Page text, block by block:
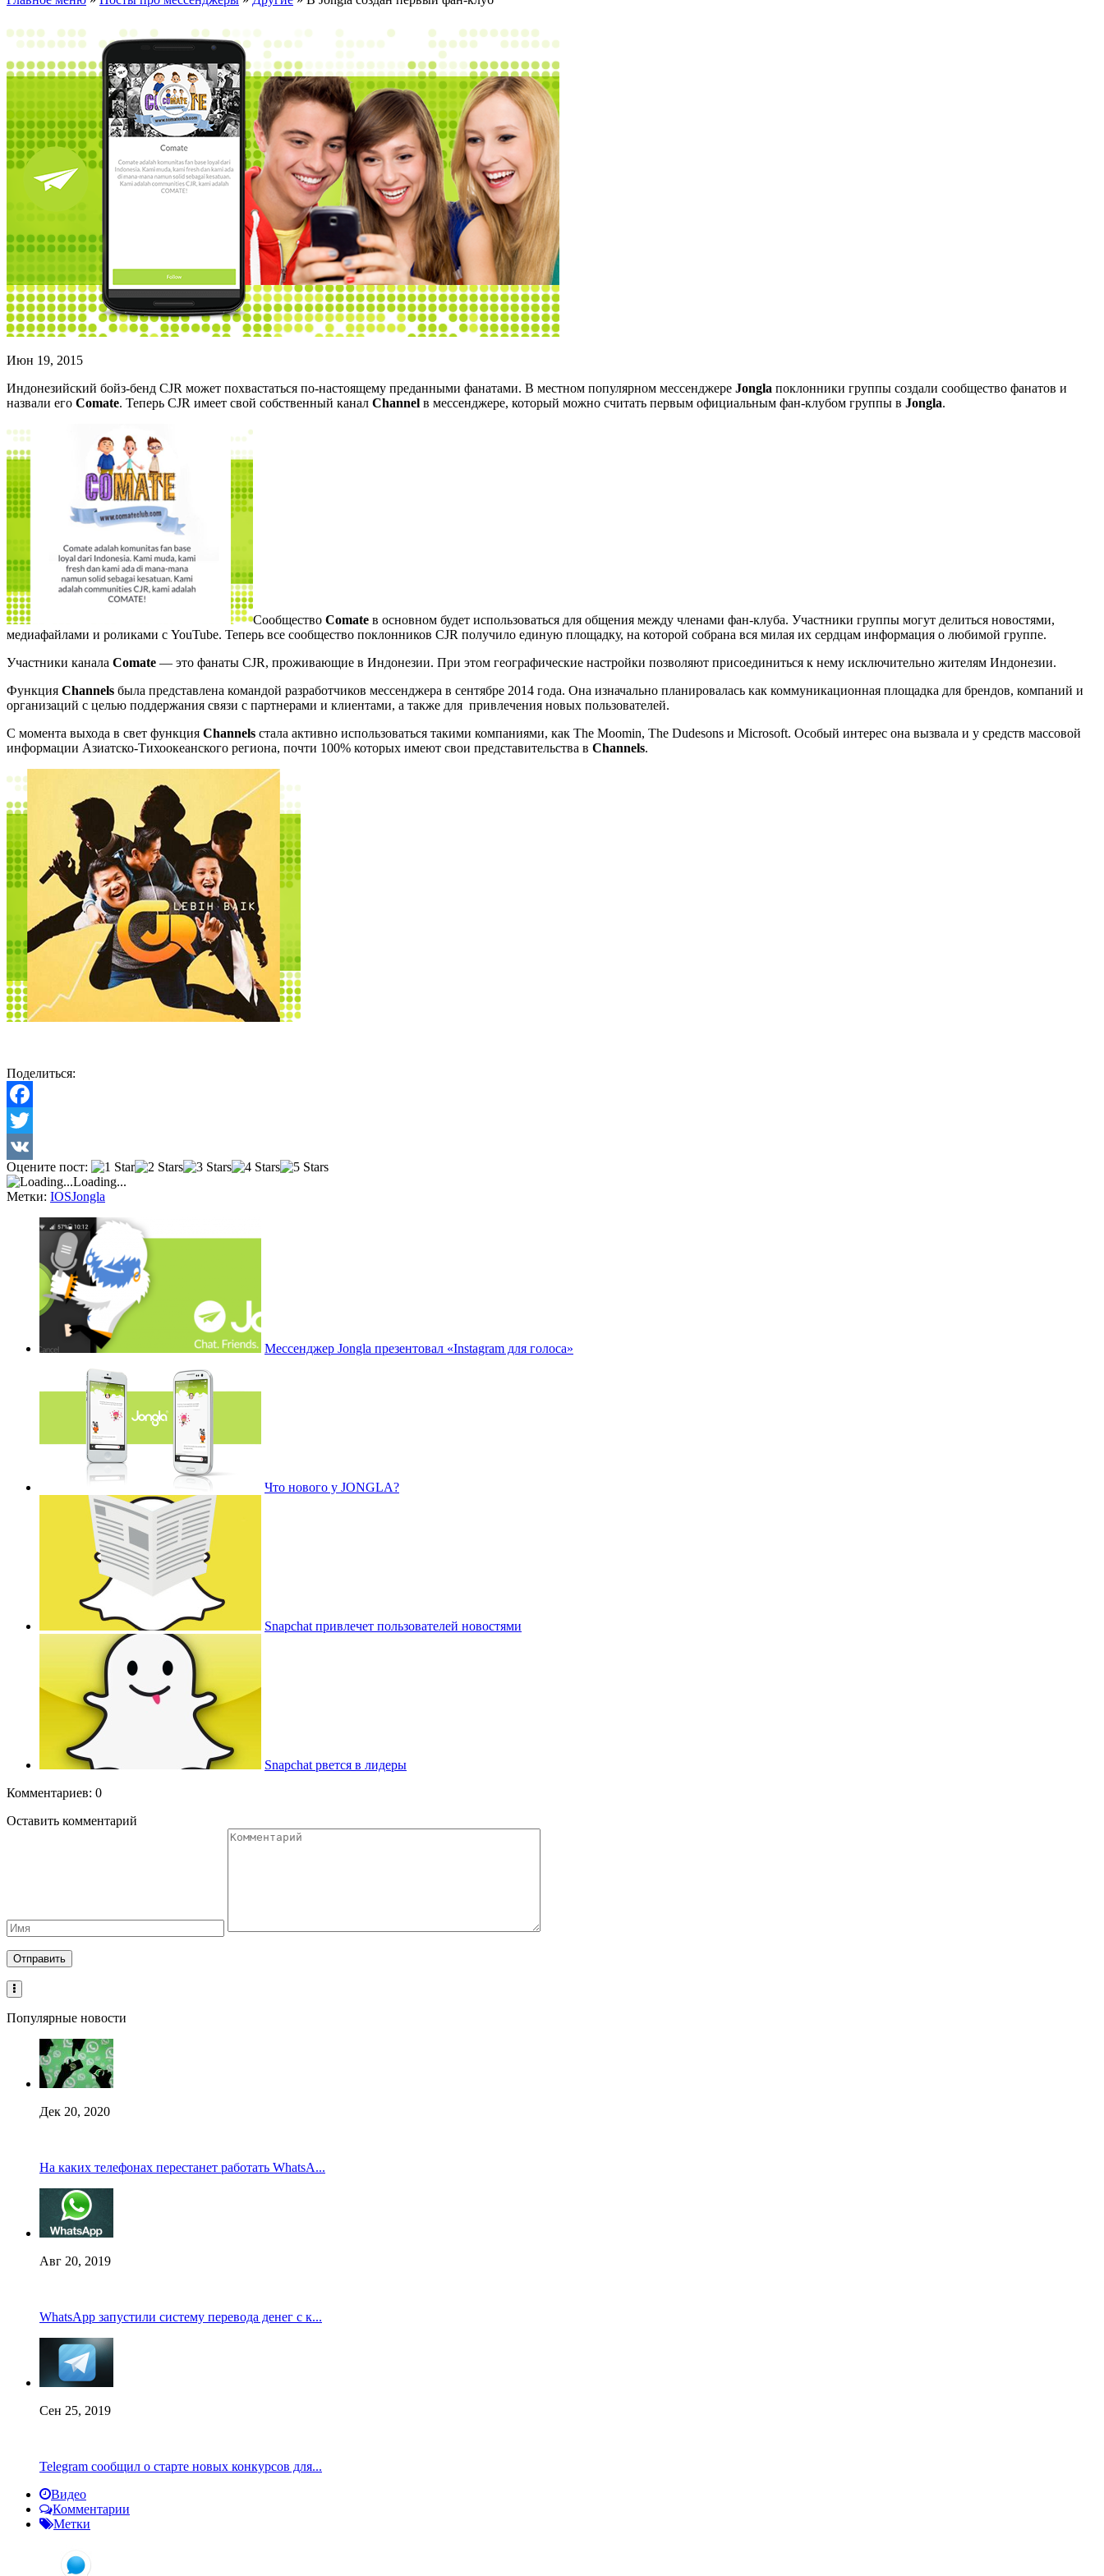
Июн 19, 2015
Индонезийский бойз-бенд CJR может похвастаться по-настоящему преданными фанатами. В местном популярном мессенджере Jongla поклонники группы создали сообщество фанатов и
назвали его Comate. Теперь CJR имеет свой собственный канал Channel в мессенджере, который можно считать первым официальным фан-клубом группы в Jongla.
Сообщество Comate в основном будет использоваться для общения между членами фан-клуба. Участники группы могут делиться новостями,
медиафайлами и роликами с YouTube. Теперь все сообщество поклонников CJR получило единую площадку, на которой собрана вся милая их сердцам информация о любимой группе.
Участники канала Comate — это фанаты CJR, проживающие в Индонезии. При этом географические настройки позволяют присоединиться к нему исключительно жителям Индонезии.
Функция Channels была представлена командой разработчиков мессенджера в сентябре 2014 года. Она изначально планировалась как коммуникационная площадка для брендов, компаний и
организаций с целью поддержания связи с партнерами и клиентами, а также для привлечения новых пользователей.
С момента выхода в свет функция Channels стала активно использоваться такими компаниями, как The Moomin, The Dudеsons и Microsoft. Особый интерес она вызвала и у средств массовой
информации Азиатско-Тихоокеанского региона, почти 100% которых имеют свои представительства в Channels.
Поделиться:
Facebook
Twitter
VK
Оцените пост:
Loading...
Метки: IOSJongla
Мессенджер Jongla презентовал «Instagram для голоса»
Что нового у JONGLA?
Snapchat привлечет пользователей новостями
Snapchat рвется в лидеры
Комментариев: 0
Оставить комментарий
Популярные новости
Дек 20, 2020
На каких телефонах перестанет работать WhatsA...
Авг 20, 2019
WhatsApp запустили систему перевода денег с к...
Сен 25, 2019
Telegram сообщил о старте новых конкурсов для...
Видео
Комментарии
Метки